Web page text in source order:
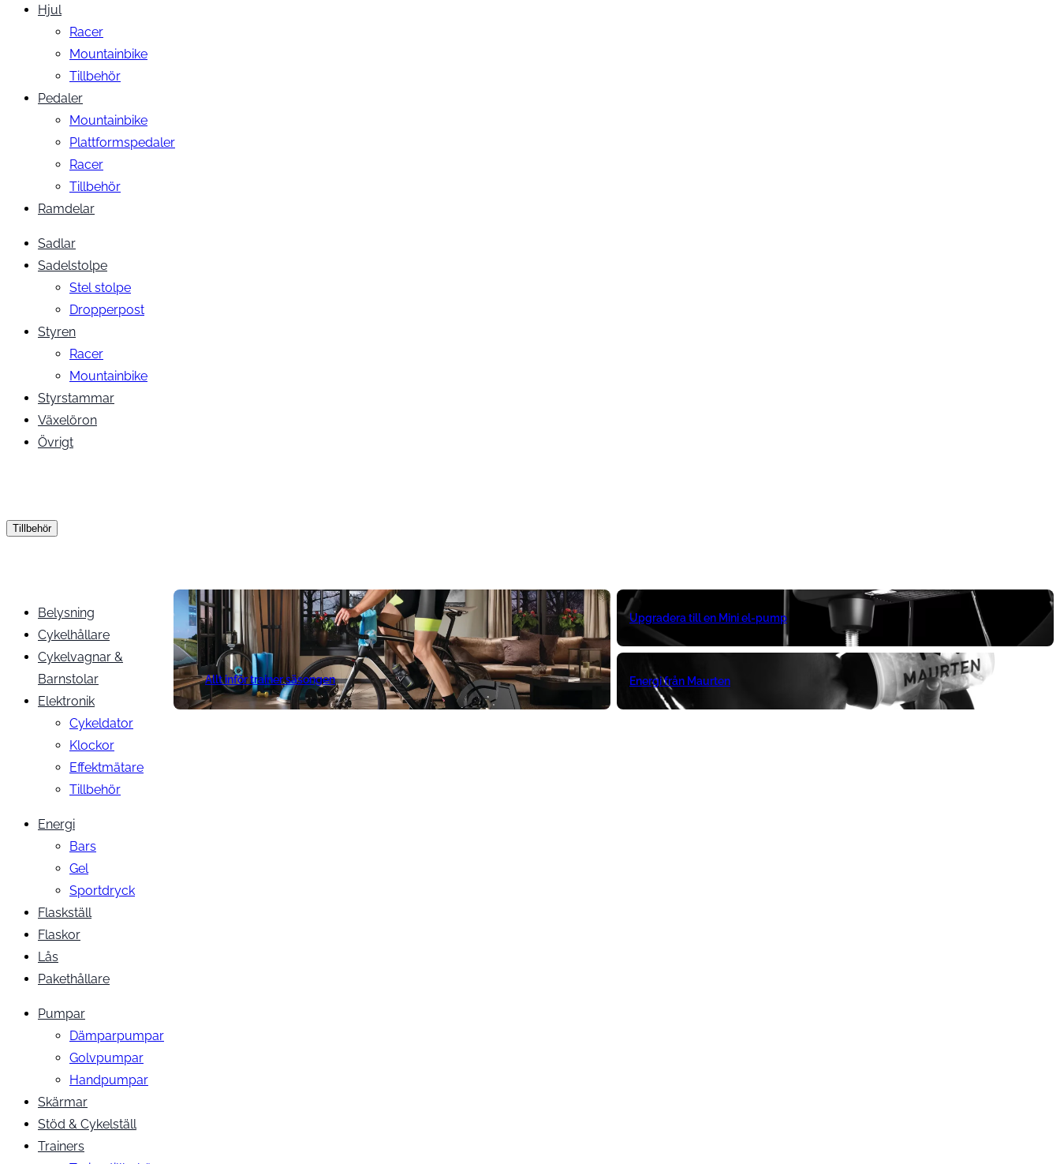
Hjul
Racer
Mountainbike
Tillbehör
Pedaler
Mountainbike
Plattformspedaler
Racer
Tillbehör
Ramdelar
Sadlar
Sadelstolpe
Stel stolpe
Dropperpost
Styren
Racer
Mountainbike
Styrstammar
Växelöron
Övrigt
Tillbehör
Belysning
Cykelhållare
Cykelvagnar &
Barnstolar
Elektronik
Cykeldator
Klockor
Effektmätare
Tillbehör
Energi
Bars
Gel
Sportdryck
Flaskställ
Flaskor
Lås
Pakethållare
Pumpar
Dämparpumpar
Golvpumpar
Handpumpar
Skärmar
Stöd & Cykelställ
Trainers
Allt inför trainer säsongen
Upgradera till en Mini el-pump
Energi från Maurten